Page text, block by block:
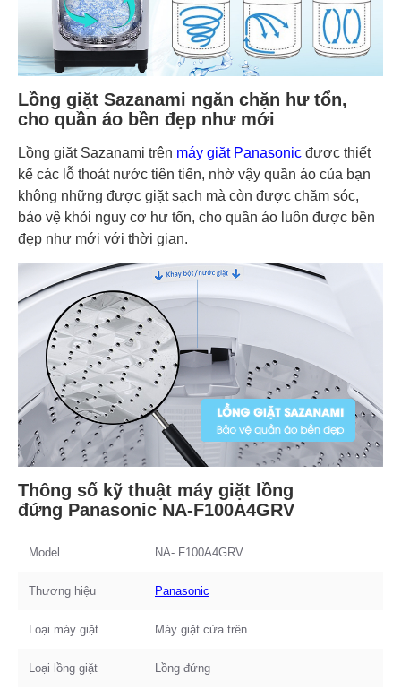
Lồng giặt Sazanami ngăn chặn hư tổn,
cho quần áo bền đẹp như mới
Lồng giặt Sazanami trên máy giặt Panasonic được thiết
kế các lỗ thoát nước tiên tiến, nhờ vậy quần áo của bạn
không những được giặt sạch mà còn được chăm sóc,
bảo vệ khỏi nguy cơ hư tổn, cho quần áo luôn được bền
đẹp như mới với thời gian.
Thông số kỹ thuật máy giặt lồng
đứng Panasonic NA-F100A4GRV
Model NA- F100A4GRV
Thương hiệu Panasonic
Loại máy giặt Máy giặt cửa trên
Loại lồng giặt Lồng đứng